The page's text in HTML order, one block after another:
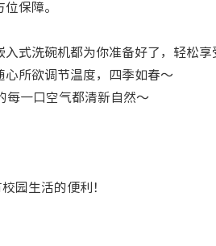
保障。
式洗碗机都为你准备好了，轻松享
所欲调节温度，四季如春～
每一口空气都清新自然～
园生活的便利！